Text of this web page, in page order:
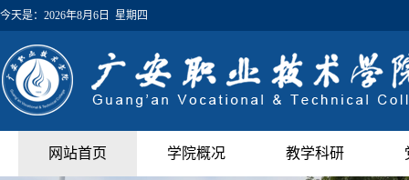
今天是： 2026年8月6日 星期四
网站首页 学院概况 教学科研